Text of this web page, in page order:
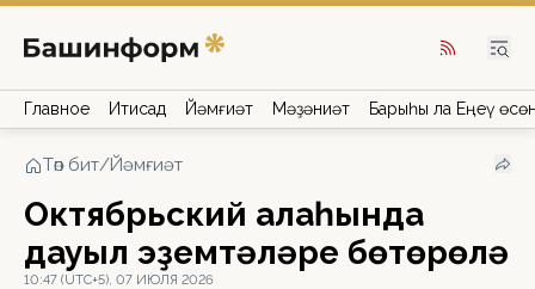
Главное Иҡтисад Йәмғиәт Мәҙәниәт Барыһы ла Еңеү
Төп бит/Йәмғиәт
Октябрьский ҡалаһында
дауыл эҙемтәләре бөтөрөлә
10:47 (UTC+5), 07 ИЮЛЯ 2026